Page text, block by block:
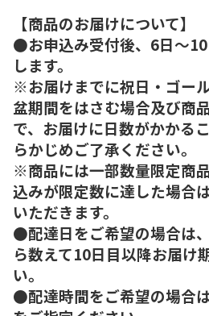
【商品のお届けについて】
●お申込み受付後、6日～
します。
※お届けまでに祝日・ゴー
盆期間をはさむ場合及び商
で、お届けに日数がかかる
らかじめご了承ください。
※商品には一部数量限定商
込みが限定数に達した場合
いただきます。
●配達日をご希望の場合は
ら数えて10日目以降お届け
い。
●配達時間をご希望の場合